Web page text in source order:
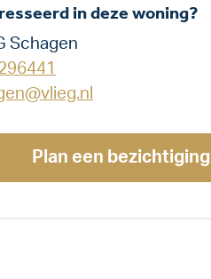
in deze woning?
Schagen
Plan een bezichtiging